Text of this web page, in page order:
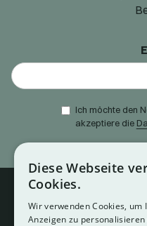
Ich möchte den
akzeptiere die
Diese Webseite
Cookies.
Wir verwenden Cookies, um
Anzeigen zu